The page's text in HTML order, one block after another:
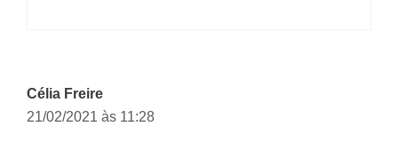
Célia Freire
21/02/2021 às 11:28